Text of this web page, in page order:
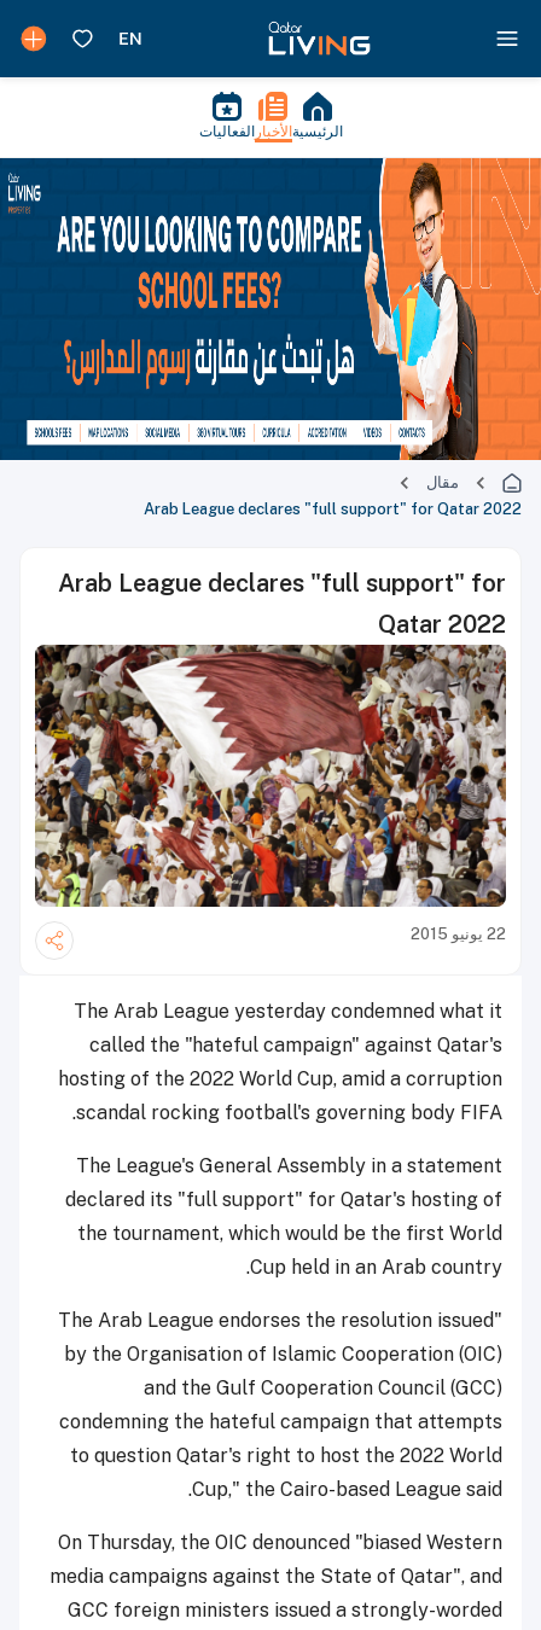
الرئيسية الأخبار الفعاليات
مقال
Arab League declares "full support" for Qatar 2022
Arab League declares "full support" for
Qatar 2022
22 يونيو 2015
The Arab League yesterday condemned what it
called the "hateful campaign" against Qatar's
hosting of the 2022 World Cup, amid a corruption
scandal rocking football's governing body FIFA.
The League's General Assembly in a statement
declared its "full support" for Qatar's hosting of
the tournament, which would be the first World
Cup held in an Arab country.
"The Arab League endorses the resolution issued
by the Organisation of Islamic Cooperation (OIC)
and the Gulf Cooperation Council (GCC)
condemning the hateful campaign that attempts
to question Qatar's right to host the 2022 World
Cup," the Cairo-based League said.
On Thursday, the OIC denounced "biased Western
media campaigns against the State of Qatar", and
GCC foreign ministers issued a strongly-worded